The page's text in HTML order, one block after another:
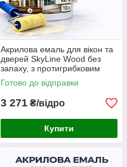
Акрилова емаль для вікон та
дверей SkyLine Wood без
запаху, з протигрибковим
ефектом, слонова кістка, 10 л
Готово до відправки
3 271 ₴/відро
Купити